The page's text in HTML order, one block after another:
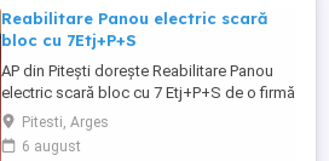
Reabilitare Panou electric scară
bloc cu 7Etj+P+S
AP din Pitești dorește Reabilitare Panou
electric scară bloc cu 7 Etj+P+S de o firmă
sau PFA
Pitesti, Arges
6 august